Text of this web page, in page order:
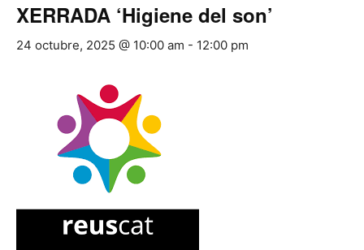
XERRADA ‘Higiene del son’
24 octubre, 2025 @ 10:00 am - 12:00 pm